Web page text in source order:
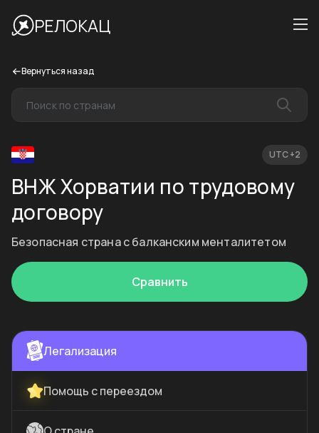
РЕЛОКАЦ
Вернуться назад
UTC +2
ВНЖ Хорватии по трудовому
договору
Безопасная страна с балканским менталитетом
Сравнить
Легализация
Помощь с переездом